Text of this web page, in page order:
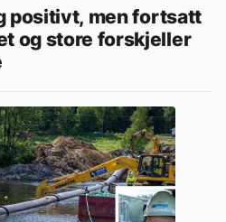
positivt, men fortsatt
og store forskjeller